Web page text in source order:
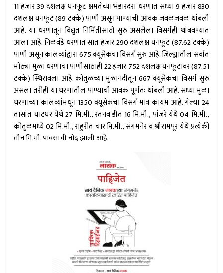
11 हजार 39 दशलक्ष घनफूट क्षमतेच्या भंडारदरा धरणात सध्या 9 हजार 830
दशलक्ष घनफूट (89 टक्के) पाणी असून पाण्याची आवक जवळजवळ थांबली
आहे. या धरणातून विद्युत निर्मितीसाठी सुरु असलेला विसर्गही थांबवण्यात
आला आहे. निळवंडे धरणात सात हजार 290 दशलक्ष घनफूट (87.62 टक्के)
पाणी असून कालव्यांद्वारा 675 क्यूसेकचा विसर्ग सुरु आहे. जिल्ह्यातील सर्वात
मोठ्या मुळा धरणाचा पाणीसाठाही 22 हजार 752 दशलक्ष घनफूटावर (87.51
टक्के) स्थिरावला आहे. कोतुळच्या मुळानदीतून 667 क्यूसेकचा विसर्ग सुरु
असला तरीही या धरणातील पाण्याची आवक पूर्णतः थांबली आहे. सध्या मुळा
धरणाच्या कालव्यांमधून 1350 क्यूसेकचा विसर्ग मात्र कायम आहे. गेल्या 24
तासांत घाटघर येथे 27 मि.मी., रतनवाडीत 16 मि.मी., पांजरे येथे 04 मि.मी.,
कोतुळमध्ये 02 मि.मी., राहुरीत चार मि.मी., संगमनेर व श्रीरामपूर येथे प्रत्येकी
तीन मि.मी. पावसाची नोंद झाली आहे.